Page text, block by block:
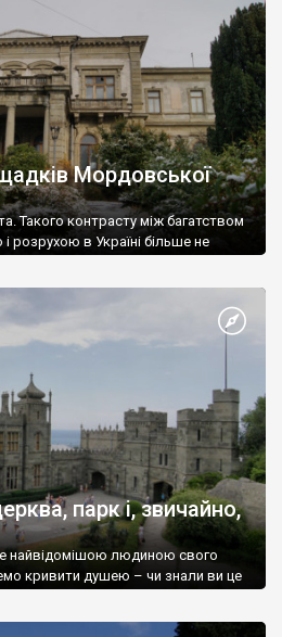
Мордовської
Такого контрасту між багатством
розрухою в Україні більше не
парк і, звичайно,
найвідомішою людиною свого
кривити душею – чи знали ви це